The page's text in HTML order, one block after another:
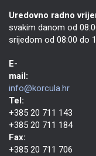
Uredovno radno
svakim danom od
srijedom od 08:00 do
E-
mail:
info@korcula.hr
Tel:
+385 20 711 143
+385 20 711 184
Fax:
+385 20 711 706